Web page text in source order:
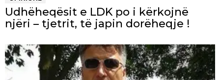
Udhëheqësit e LDK po i kërkojnë
njëri – tjetrit, të japin dorëheqje !